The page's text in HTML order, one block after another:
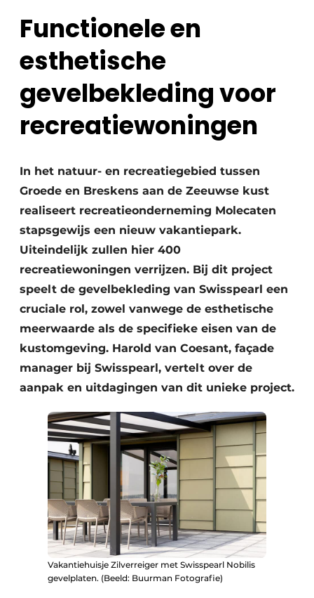
Functionele en
esthetische
gevelbekleding voor
recreatiewoningen
In het natuur- en recreatiegebied tussen
Groede en Breskens aan de Zeeuwse kust
realiseert recreatieonderneming Molecaten
stapsgewijs een nieuw vakantiepark.
Uiteindelijk zullen hier 400
recreatiewoningen verrijzen. Bij dit project
speelt de gevelbekleding van Swisspearl een
cruciale rol, zowel vanwege de esthetische
meerwaarde als de specifieke eisen van de
kustomgeving. Harold van Coesant, façade
manager bij Swisspearl, vertelt over de
aanpak en uitdagingen van dit unieke project.
Vakantiehuisje Zilverreiger met Swisspearl Nobilis
gevelplaten. (Beeld: Buurman Fotografie)